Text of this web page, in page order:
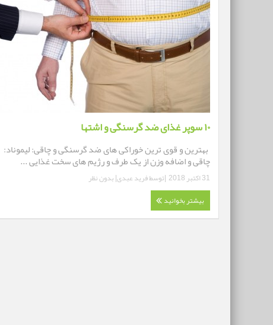
۱۰ سوپر غذای ضد گرسنگی و اشتها
بهترین و قوی ترین خوراکی های ضد گرسنگی و چاقی: لیموناد:
چاقی و اضافه وزن از یک طرف و رژیم های سخت غذایی ...
31 اکتبر 2018 |توسطفرید عبدی|بدون نظر
بیشتر بخوانید